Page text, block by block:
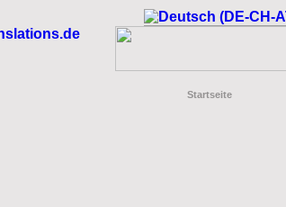
Startseite